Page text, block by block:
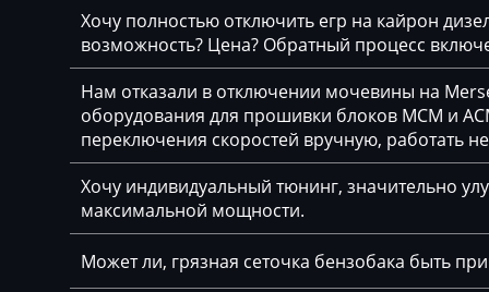
Challenger
Changan
Changhe
Chery
Chevrolet
Chrysler
Citroen
Siemens
Siemens MSV7x
Siemens MSV8x
Siemens MSV90
Хочу полностью отключить егр на кайрон
возможность? Цена? Обратный процесс
Нам отказали в отключении мочевины на
оборудования для прошивки блоков MCM и
переключения скоростей вручную, работать
Хочу индивидуальный тюнинг, значительно
максимальной мощности.
Может ли, грязная сеточка бензобака быть